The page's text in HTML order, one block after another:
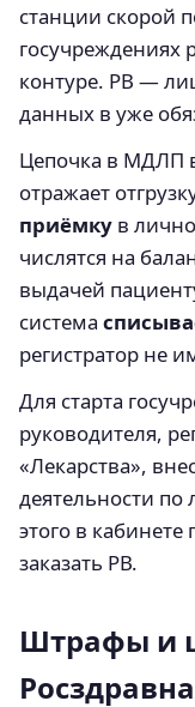
станции скорой
госучреждениях
контуре. РВ —
данных в уже
Цепочка в МДЛП
отражает
приёмку в
числятся на
выдачей
система
регистратор не
Для старта
руководителя,
«Лекарства»,
деятельности
этого в
заказать РВ.
Штрафы и